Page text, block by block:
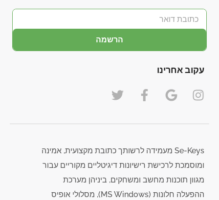
הרשמה
עקוב אחרינו
Se-Keys מעמידה לרשותך כתובת מקצועית, אמינה
ומוסמכת לרכישת רישיונות דיגיטליים מקוריים עבור
מגוון תוכנות מחשב ומשחקים, ביניהן מערכת
ההפעלה חלונות (MS Windows), מסלולי אופיס